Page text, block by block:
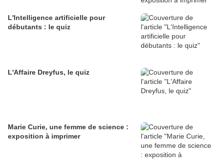
L'Intelligence artificielle pour
débutants : le quiz
L'Affaire Dreyfus, le quiz
Marie Curie, une femme de science :
exposition à imprimer